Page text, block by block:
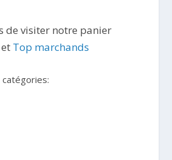
de visiter notre panier
et Top marchands
catégories: